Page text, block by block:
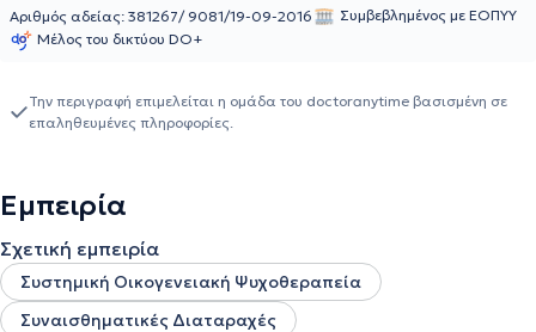
Ψυχοθεραπεία και Συμβουλευτική στο Ινστιτούτο Συστημικής
Θεραπείας Θεσσαλονίκης. Στο ιδιωτικό της γραφείο προσφέρει
διαπροσωπικών σχέσεων, σε θέματα που αφορούν στα
οικογενειακά συστήματα, σε συχνές ψυχικές και συναισθηματικές
Στο παρελθόν έχει εργαστεί σε Κέντρα Δημιουργικής
Απασχόλησης ΑμΕΑ όπως επίσης και σε σχολεία Πρωτοβάθμιας
και Δευτεροβάθμιας Εκπαίδευσης. Οι υπηρεσίες που προσφέρει
έχουν ως γνώμονα τον σεβασμό στις ιδιαίτερες ανάγκες του κάθε
προσερχομένου. Πραγματοποιεί και online συνεδρίες.
Αριθμός αδείας: 381267/ 9081/19-09-2016
Συμβεβλημένος με ΕΟΠΥΥ
Μέλος του δικτύου DO+
Την περιγραφή επιμελείται η ομάδα του doctoranytime βασισμένη σε
επαληθευμένες πληροφορίες.
Εμπειρία
Σχετική εμπειρία
Συστημική Οικογενειακή Ψυχοθεραπεία
Συναισθηματικές Διαταραχές